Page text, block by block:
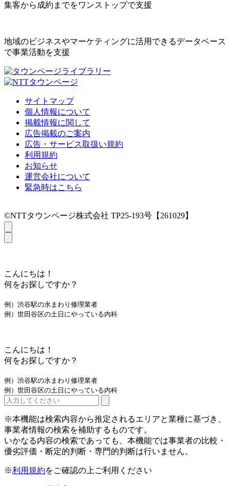
集客から成約までをワンストップで支援
地域のビジネスやマーケティングに活用できるデータベース
で事業活動を支援
サイトマップ
個人情報について
掲載情報に関して
広告掲載のご案内
広告・サービス取扱い規約
利用規約
お知らせ
運営会社について
緊急時はこちら
©NTTタウンページ株式会社 TP25-193号【261029】
こんにちは！
何をお探しですか？
例）渋谷駅の水まわり修理業者
例）世田谷区の土日にやっている内科
こんにちは！
何をお探しですか？
例）渋谷駅の水まわり修理業者
例）世田谷区の土日にやっている内科
※本機能は検索内容から推定されるエリアと業種に基づき、
事業者情報の検索を補助するものです。
いかなる内容の検索であっても、本機能では事業者の比較・
優劣評価・断定的判断・専門的判断は行いません。
※利用規約をご確認の上ご利用ください